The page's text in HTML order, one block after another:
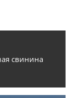
свинина